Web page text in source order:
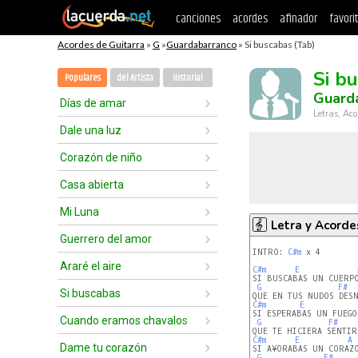
canciones acordes afinador
Acordes de Guitarra » G »Guardabarranco » Si buscabas (Tab)
Populares del Artista Historial
Días de amar
Dale una luz
Corazón de niño
Casa abierta
Mi Luna
Guerrero del amor
Araré el aire
Si buscabas
Cuando eramos chavalos
Dame tu corazón
Si
Letras,
Letra y
INTRO: C#m x 4
C#m
E
SI BUSCABAS UN
G
F#
C#m
E
SI ESPERABAS UN
G
F#
C#m
E A
SI A¥ORABAS UN